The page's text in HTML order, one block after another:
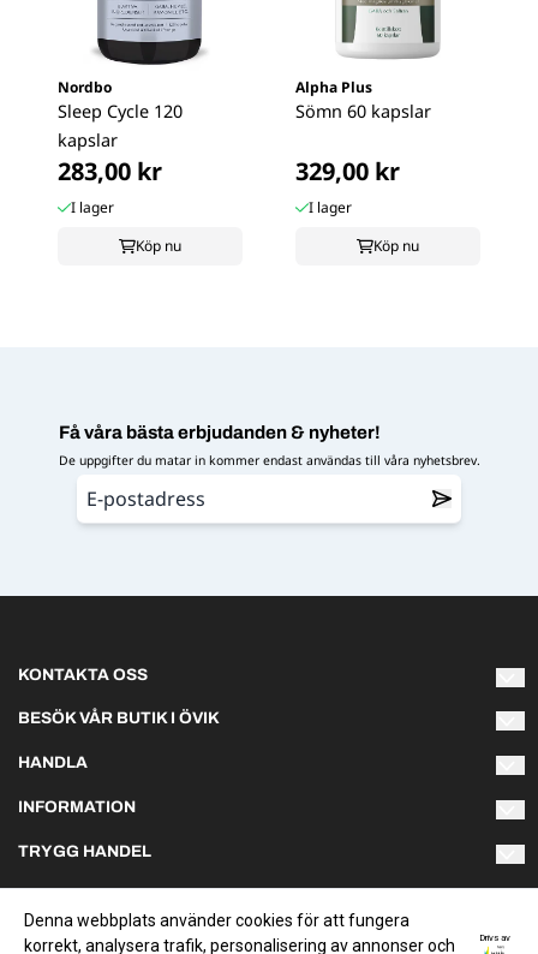
Nordbo
Sleep Cycle 120
kapslar
283,00 kr
I lager
Köp nu
Alpha Plus
Sömn 60 kapslar
329,00 kr
I lager
Köp nu
Få våra bästa erbjudanden & nyheter!
De uppgifter du matar in kommer endast användas till våra nyhetsbrev.
KONTAKTA OSS
Varmt välkommen att kontakta oss om du har några frågor!
info@naturliganorrland.se
Telefon 073-141 75 03
BESÖK VÅR BUTIK I ÖVIK
891 38 Örnsköldsvik
Sommartider:
Måndag & torsdag 10-18
Tisdag - onsdag 10-17
Fredagar 10-17
HANDLA
Villkor
Kontakta oss
Skapa konto
INFORMATION
Om oss
TRYGG HANDEL
arbetsdagar. Handlar du för över 750 kr bjuder vi på frakten.
Betala tryggt och enkelt med Klarna.
Denna webbplats använder cookies för att fungera
korrekt, analysera trafik, personalisering av annonser och
Drivs av